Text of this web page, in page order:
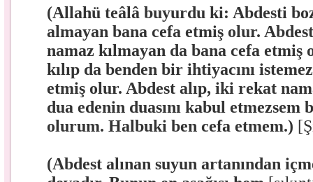
(Allahü teâlâ buyurdu ki: Abdesti
almayan bana cefa etmiş olur.
namaz kılmayan da bana cefa
kılıp da benden bir ihtiyacını
etmiş olur. Abdest alıp, iki rekat
dua edenin duasını kabul etmezsem
olurum. Halbuki ben cefa etmem.)
(Abdest alınan suyun artanından